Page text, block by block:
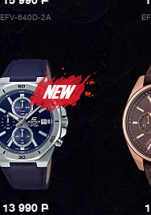
EFV-640D-2A
13 990P